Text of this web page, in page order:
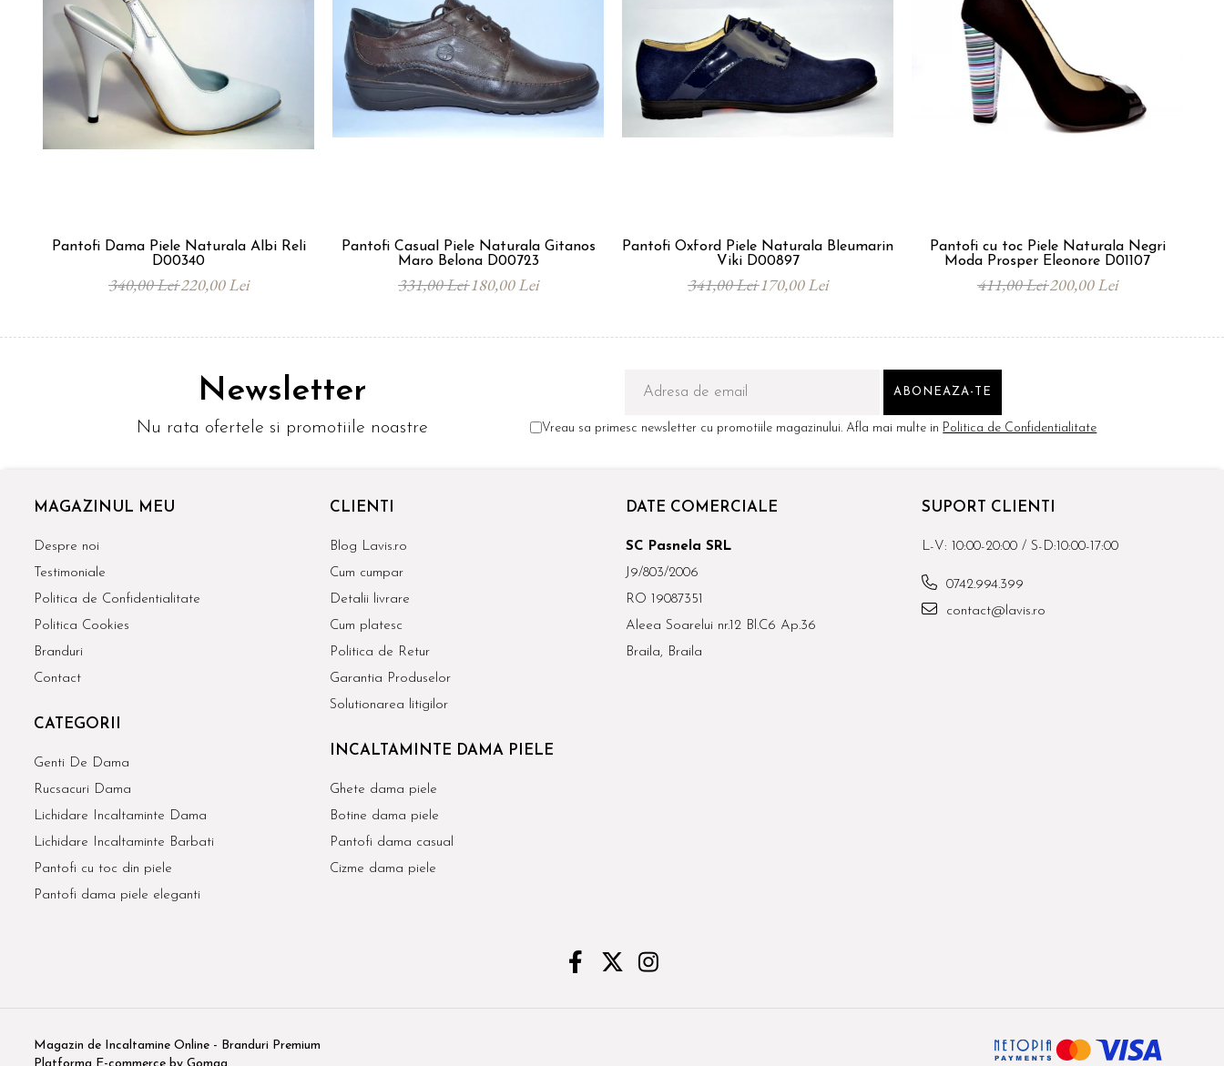
Pantofi Dama Piele Naturala Albi Reli
D00340
340,00 Lei220,00 Lei
Pantofi Casual Piele Naturala Gitanos
Maro Belona D00723
331,00 Lei180,00 Lei
Pantofi Oxford Piele Naturala Bleumarin
Viki D00897
341,00 Lei170,00 Lei
Pantofi cu toc Piele Naturala Negri
Moda Prosper Eleonore D01107
411,00 Lei200,00 Lei
Newsletter
Nu rata ofertele si promotiile noastre Vreau sa primesc newsletter cu promotiile magazinului. Afla mai multe in Politica de Confidentialitate
MAGAZINUL MEU
Despre noi
Testimoniale
Politica de Confidentialitate
Politica Cookies
Branduri
Contact
CATEGORII
Genti De Dama
Rucsacuri Dama
Lichidare Incaltaminte Dama
Lichidare Incaltaminte Barbati
Pantofi cu toc din piele
Pantofi dama piele eleganti
CLIENTI
Blog Lavis.ro
Cum cumpar
Detalii livrare
Cum platesc
Politica de Retur
Garantia Produselor
Solutionarea litigilor
INCALTAMINTE DAMA PIELE
Ghete dama piele
Botine dama piele
Pantofi dama casual
Cizme dama piele
DATE COMERCIALE
SC Pasnela SRL
J9/803/2006
RO 19087351
Aleea Soarelui nr.12 Bl.C6 Ap.36
Braila, Braila
SUPORT CLIENTI
L-V: 10:00-20:00 / S-D:10:00-17:00
0742.994.399
contact@lavis.ro
Magazin de Incaltamine Online - Branduri Premium